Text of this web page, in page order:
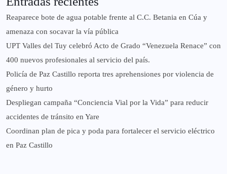
Reaparece bote de agua potable frente al C.C. Betania en Cúa y
amenaza con socavar la vía pública
UPT Valles del Tuy celebró Acto de Grado “Venezuela Renace” con
400 nuevos profesionales al servicio del país.
‎Policía de Paz Castillo reporta tres aprehensiones por violencia de
género y hurto
‎Despliegan campaña “Conciencia Vial por la Vida” para reducir
accidentes de tránsito en Yare
Coordinan plan de pica y poda para fortalecer el servicio eléctrico
en Paz Castillo